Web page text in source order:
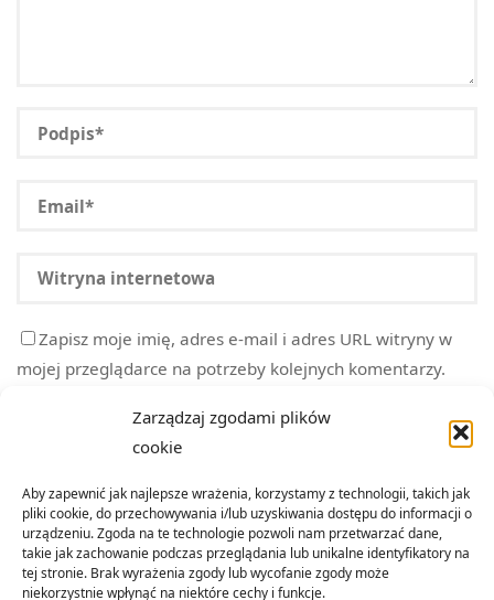
Zarządzaj zgodami plików
cookie
Aby zapewnić jak najlepsze wrażenia, korzystamy z technologii, takich jak
pliki cookie, do przechowywania i/lub uzyskiwania dostępu do informacji o
urządzeniu. Zgoda na te technologie pozwoli nam przetwarzać dane,
takie jak zachowanie podczas przeglądania lub unikalne identyfikatory na
tej stronie. Brak wyrażenia zgody lub wycofanie zgody może
niekorzystnie wpłynąć na niektóre cechy i funkcje.
Zapisz moje imię, adres e-mail i adres URL witryny w
mojej przeglądarce na potrzeby kolejnych komentarzy.